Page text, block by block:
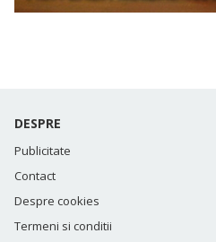
DESPRE
Publicitate
Contact
Despre cookies
Termeni si conditii